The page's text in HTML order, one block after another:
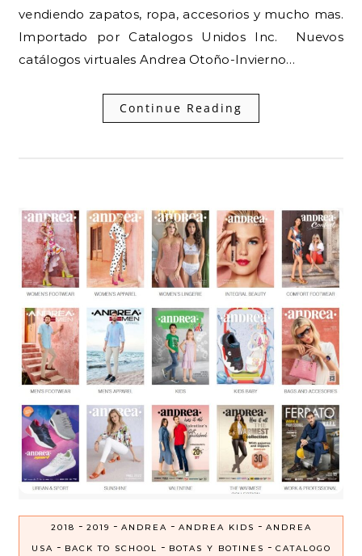
vendiendo zapatos, ropa, accesorios y mucho mas.
Importado por Catalogos Unidos Inc. Nuevos
catálogos virtuales Andrea Otoño-Invierno…
Continue Reading
2018 - 2019 - ANDREA - ANDREA KIDS - ANDREA
USA - BACK TO SCHOOL - BOTAS Y BOTINES - CATALOGO